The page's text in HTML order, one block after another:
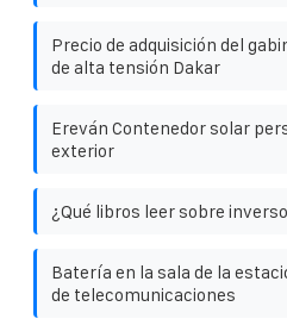
Precio de adquisición del
de alta tensión Dakar
Ereván Contenedor solar
exterior
¿Qué libros leer sobre
Batería en la sala de la
de telecomunicaciones